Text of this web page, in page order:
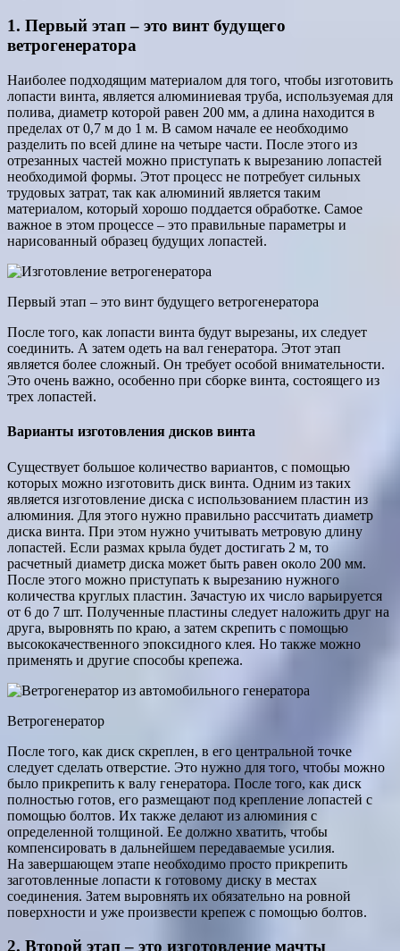
1. Первый этап – это винт будущего
ветрогенератора
Наиболее подходящим материалом для того, чтобы изготовить
лопасти винта, является алюминиевая труба, используемая для
полива, диаметр которой равен 200 мм, а длина находится в
пределах от 0,7 м до 1 м. В самом начале ее необходимо
разделить по всей длине на четыре части. После этого из
отрезанных частей можно приступать к вырезанию лопастей
необходимой формы. Этот процесс не потребует сильных
трудовых затрат, так как алюминий является таким
материалом, который хорошо поддается обработке. Самое
важное в этом процессе – это правильные параметры и
нарисованный образец будущих лопастей.
Первый этап – это винт будущего ветрогенератора
После того, как лопасти винта будут вырезаны, их следует
соединить. А затем одеть на вал генератора. Этот этап
является более сложный. Он требует особой внимательности.
Это очень важно, особенно при сборке винта, состоящего из
трех лопастей.
Варианты изготовления дисков винта
Существует большое количество вариантов, с помощью
которых можно изготовить диск винта. Одним из таких
является изготовление диска с использованием пластин из
алюминия. Для этого нужно правильно рассчитать диаметр
диска винта. При этом нужно учитывать метровую длину
лопастей. Если размах крыла будет достигать 2 м, то
расчетный диаметр диска может быть равен около 200 мм.
После этого можно приступать к вырезанию нужного
количества круглых пластин. Зачастую их число варьируется
от 6 до 7 шт. Полученные пластины следует наложить друг на
друга, выровнять по краю, а затем скрепить с помощью
высококачественного эпоксидного клея. Но также можно
применять и другие способы крепежа.
Ветрогенератор
После того, как диск скреплен, в его центральной точке
следует сделать отверстие. Это нужно для того, чтобы можно
было прикрепить к валу генератора. После того, как диск
полностью готов, его размещают под крепление лопастей с
помощью болтов. Их также делают из алюминия с
определенной толщиной. Ее должно хватить, чтобы
компенсировать в дальнейшем передаваемые усилия.
На завершающем этапе необходимо просто прикрепить
заготовленные лопасти к готовому диску в местах
соединения. Затем выровнять их обязательно на ровной
поверхности и уже произвести крепеж с помощью болтов.
2. Второй этап – это изготовление мачты